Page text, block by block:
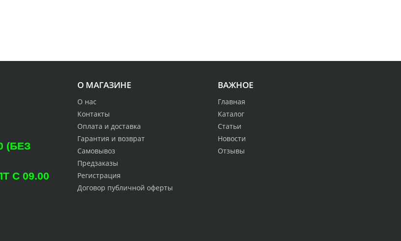
О МАГАЗИНЕ
О нас
Контакты
Оплата и доставка
Гарантия и возврат
Самовывоз
Предзаказы
Регистрация
Договор публичной оферты
ВАЖНОЕ
Главная
Каталог
Статьи
Новости
Отзывы
(БЕЗ
С 09.00